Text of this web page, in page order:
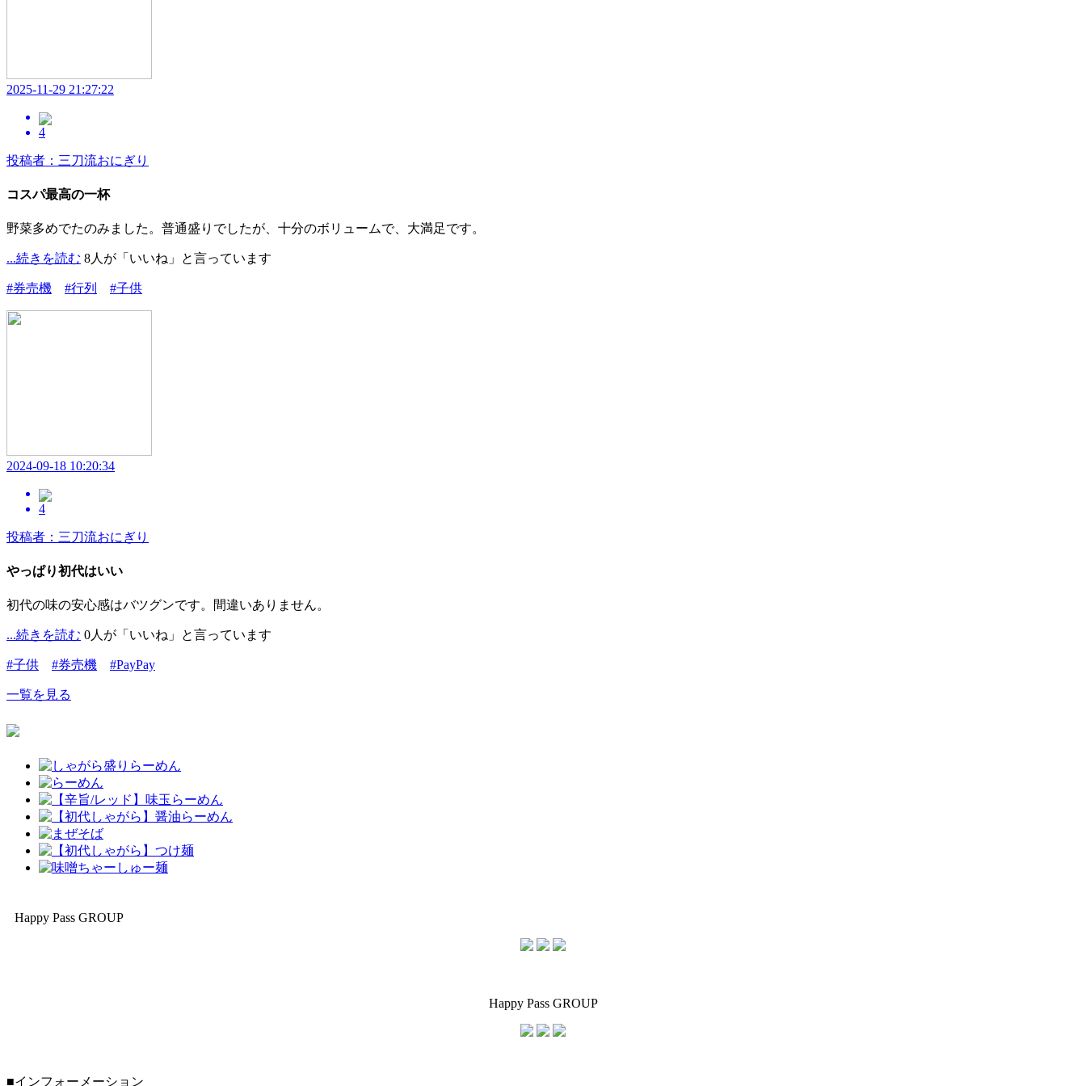
2025-11-29 21:27:22
4
投稿者：三刀流おにぎり
コスパ最高の一杯
野菜多めでたのみました。普通盛りでしたが、十分のボリュームで、大満足です。
...続きを読む 8人が「いいね」と言っています
#券売機 #行列 #子供
2024-09-18 10:20:34
4
投稿者：三刀流おにぎり
やっぱり初代はいい
初代の味の安心感はバツグンです。間違いありません。
...続きを読む 0人が「いいね」と言っています
#子供 #券売機 #PayPay
一覧を見る
Happy Pass GROUP
Happy Pass GROUP
■インフォーメーション